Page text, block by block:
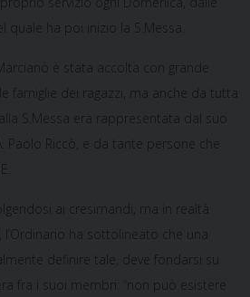
quale ha poi inizio la S.Messa.
è stata accolta con grande
famiglie dei ragazzi, ma anche da tutta
S.Messa era rappresentata dal suo
Paolo Riccò, e da tante persone che
ai cresimandi, ma in realtà
l’Ordinario ha sottolineato che una
definire tale, deve fondarsi su
fra i suoi membri: “non può esistere